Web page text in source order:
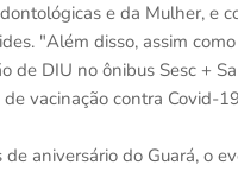
e da Mulher, e
"Além disso, assim
de DIU no ônibus Sesc +
vacinação contra Covid-
aniversário do Guará, o